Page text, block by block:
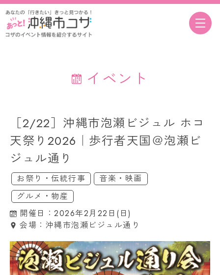
イベント
［2/22］沖縄市泡瀬ビジュル ホコ
天祭り2026｜歩行者天国＠泡瀬ビ
ジュル通り
お祭り・伝統行事
音楽・映画
グルメ・物産
開催日：2026年2月22日(日)
会場：沖縄市泡瀬ビジュル通り